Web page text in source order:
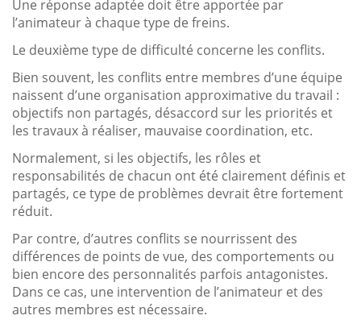
Une réponse adaptée doit être apportée par
l’animateur à chaque type de freins.
Le deuxième type de difficulté concerne les conflits.
Bien souvent, les conflits entre membres d’une équipe
naissent d’une organisation approximative du travail :
objectifs non partagés, désaccord sur les priorités et
les travaux à réaliser, mauvaise coordination, etc.
Normalement, si les objectifs, les rôles et
responsabilités de chacun ont été clairement définis et
partagés, ce type de problèmes devrait être fortement
réduit.
Par contre, d’autres conflits se nourrissent des
différences de points de vue, des comportements ou
bien encore des personnalités parfois antagonistes.
Dans ce cas, une intervention de l’animateur et des
autres membres est nécessaire.